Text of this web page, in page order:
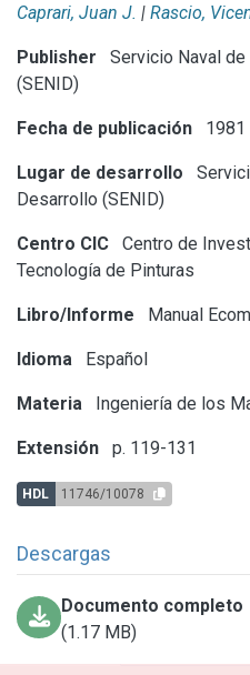
Caprari, Juan J. | Rascio,
Publisher
Servicio Naval
(SENID)
Fecha de publicación 1981
Lugar de desarrollo
Desarrollo (SENID)
Centro CIC
Centro de
Tecnología de Pinturas
Libro/Informe Manual
Idioma Español
Materia Ingeniería de los
Extensión p. 119-131
HDL 11746/10078
Descargas
Documento completo
(1.17 MB)